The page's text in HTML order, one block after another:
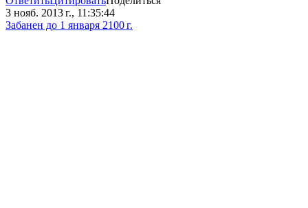
3 нояб. 2013 г., 11:35:44
Забанен до 1 января 2100 г.